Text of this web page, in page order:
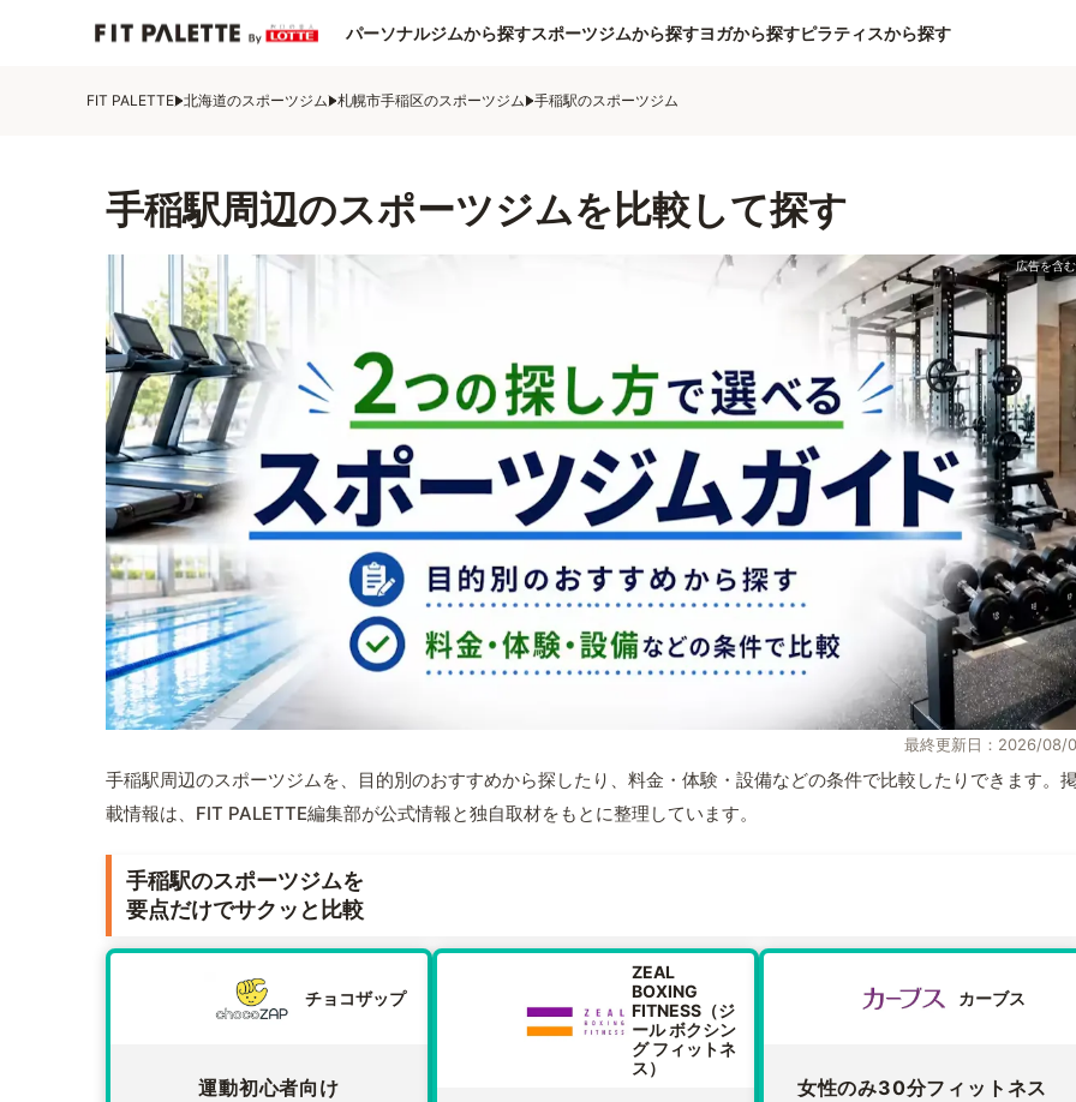
パーソナルジムから探すスポーツジムから探すヨガから探すピラティスから探す
FIT PALETTE 北海道のスポーツジム 札幌市手稲区のスポーツジム 手稲駅のスポーツジム
手稲駅周辺のスポーツジムを比較して探す
最終更新日：2026/08/
手稲駅周辺のスポーツジムを、目的別のおすすめから探したり、料金・体験・設備などの条件で比較したりできます。
載情報は、FIT PALETTE編集部が公式情報と独自取材をもとに整理しています。
手稲駅のスポーツジムを
要点だけでサクッと比較
チョコザップ
運動初心者向け
ZEAL
BOXING
FITNESS（ジ
ール ボクシン
グ フィットネ
ス）
カーブス
女性のみ30分フィットネス